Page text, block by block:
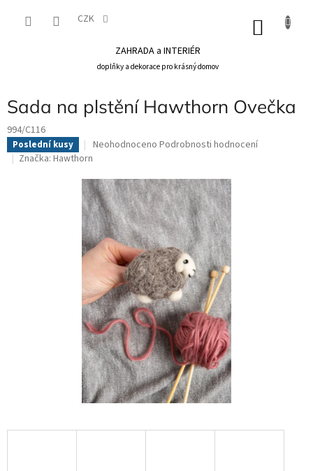
CZK
ZAHRADA a INTERIÉR
doplňky a dekorace pro krásný domov
Sada na plstění Hawthorn Ovečka
994/C116
Poslední kusy
Průměrné
hodnocení
je
0,0
z
5
hvězdiček.
Neohodnoceno Podrobnosti hodnocení
Značka: Hawthorn